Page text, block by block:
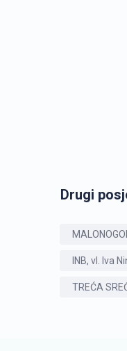
Drugi
INB, vl. Iva
TREĆA